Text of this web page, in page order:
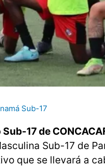
Sub-17
17 de
Sub-17 de
que se llevará a